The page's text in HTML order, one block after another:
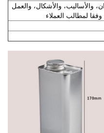
والأساليب، والأشكال، والعمل
لمطالب العملاء